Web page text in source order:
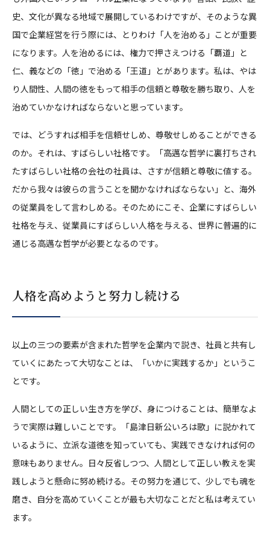
史、文化が異なる地域で展開しているわけですが、そのような異
国で企業経営を行う際には、とりわけ「人を治める」ことが重要
になります。人を治めるには、権力で押さえつける「覇道」と
仁、義などの「徳」で治める「王道」とがあります。私は、やは
り人間性、人間の徳をもって相手の信頼と尊敬を勝ち取り、人を
治めていかなければならないと思っています。
では、どうすれば相手を信頼せしめ、尊敬せしめることができる
のか。それは、すばらしい社格です。「高邁な哲学に裏打ちされ
たすばらしい社格の会社の社員は、さすが信頼と尊敬に値する。
だから我々は彼らの言うことを聞かなければならない」と、海外
の従業員をして言わしめる。そのためにこそ、企業にすばらしい
社格を与え、従業員にすばらしい人格を与える、世界に普遍的に
通じる高邁な哲学が必要となるのです。
人格を高めようと努力し続ける
以上の三つの要素が含まれた哲学を企業内で説き、社員と共有し
ていくにあたって大切なことは、「いかに実践するか」というこ
とです。
人間としての正しい生き方を学び、身につけることは、簡単なよ
うで実際は難しいことです。「島津日新公いろは歌」に説かれて
いるように、立派な道徳を知っていても、実践できなければ何の
意味もありません。日々反省しつつ、人間として正しい教えを実
践しようと懸命に努め続ける。その努力を通じて、少しでも魂を
磨き、自分を高めていくことが最も大切なことだと私は考えてい
ます。